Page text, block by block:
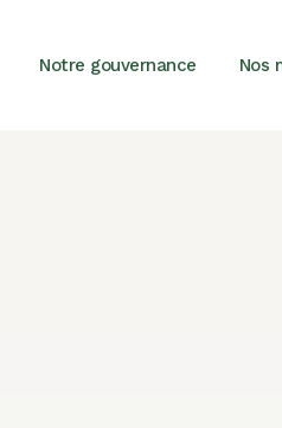
Notre gouvernance Nos